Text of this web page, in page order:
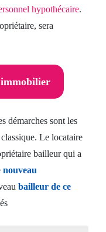
hypothécaire.
sera
démarches sont les
Le locataire
bailleur qui a
nouveau
bailleur de ce